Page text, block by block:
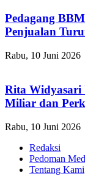
Pedagang
Penjualan
Rabu, 10 Juni 2026
Rita Widyasari
Miliar dan
Rabu, 10 Juni 2026
Redaksi
Pedoman
Tentang Kami